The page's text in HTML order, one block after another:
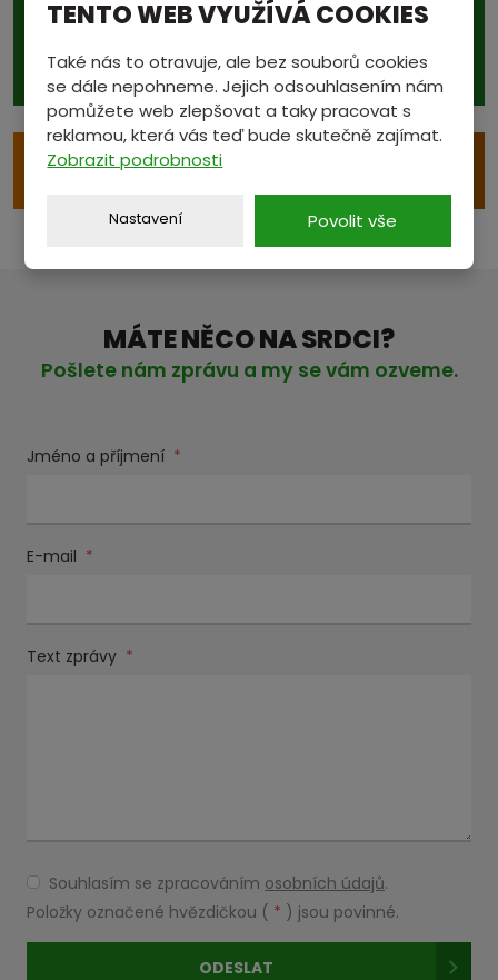
eVÝKUP S ODVOZEM
MÁTE NĚCO NA SRDCI?
Pošlete nám zprávu a my se vám ozveme.
Jméno a příjmení *
E-mail *
Text zprávy *
Souhlasím
se
zpracováním
osobních
Souhlasím se zpracováním osobních údajů.
Položky označené hvězdičkou ( * ) jsou povinné.
ODESLAT
TENTO WEB VYUŽÍVÁ COOKIES
Také nás to otravuje, ale bez souborů cookies
se dále nepohneme. Jejich odsouhlasením nám
pomůžete web zlepšovat a taky pracovat s
reklamou, která vás teď bude skutečně zajímat.
Zobrazit podrobnosti
Nastavení Povolit vše